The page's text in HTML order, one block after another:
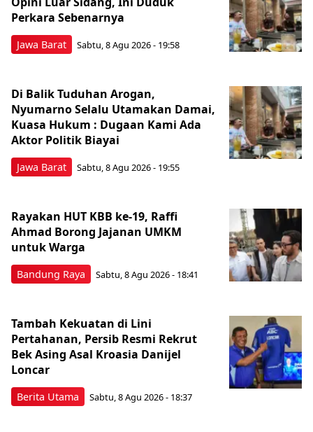
Jawa Barat
Perkara Sebenarnya ​
Sabtu, 8 Agu 2026 - 19:58
Jawa Barat
Di Balik Tuduhan Arogan,
Nyumarno Selalu Utamakan Damai,
Kuasa Hukum : Dugaan Kami Ada
Aktor Politik Biayai
Sabtu, 8 Agu 2026 - 19:55
Bandung Raya
Rayakan HUT KBB ke-19, Raffi
Ahmad Borong Jajanan UMKM
untuk Warga
Sabtu, 8 Agu 2026 - 18:41
Berita Utama
Tambah Kekuatan di Lini
Pertahanan, Persib Resmi Rekrut
Bek Asing Asal Kroasia Danijel
Loncar
Sabtu, 8 Agu 2026 - 18:37